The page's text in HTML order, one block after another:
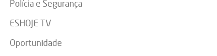
Polícia e Segurança
ESHOJE TV
Oportunidade